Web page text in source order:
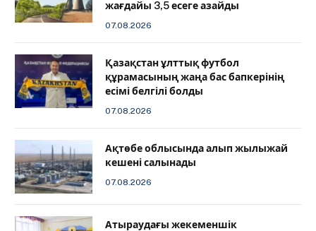
жағдайы 3,5 есеге азайды
07.08.2026
Қазақстан ұлттық футбол
құрамасының жаңа бас бапкерінің
есімі белгілі болды
07.08.2026
Ақтөбе облысында алып жылыжай
кешені салынады
07.08.2026
Атыраудағы жекеменшік